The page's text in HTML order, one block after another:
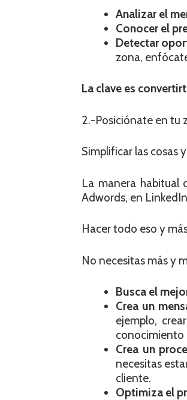
Analizar el
Conocer el
Detectar
zona,
La clave es
2.-Posiciónate en tu
Simplificar las cosas
La manera habitual
Adwords, en
Hacer todo eso y
No necesitas más y
Busca el
Crea un
ejemplo,
conocimiento
Crea un
necesitas
cliente.
Optimiza el